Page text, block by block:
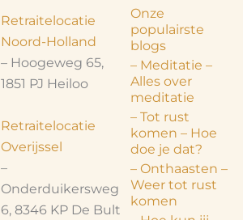
Retraitelocatie
Noord-Holland
– Hoogeweg 65,
1851 PJ Heiloo
Retraitelocatie
Overijssel
–
Onderduikersweg
6, 8346 KP De Bult
Onze
populairste
blogs
– Meditatie –
Alles over
meditatie
– Tot rust
komen – Hoe
doe je dat?
– Onthaasten –
Weer tot rust
komen